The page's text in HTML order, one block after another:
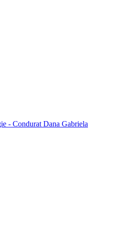
- Condurat Dana Gabriela